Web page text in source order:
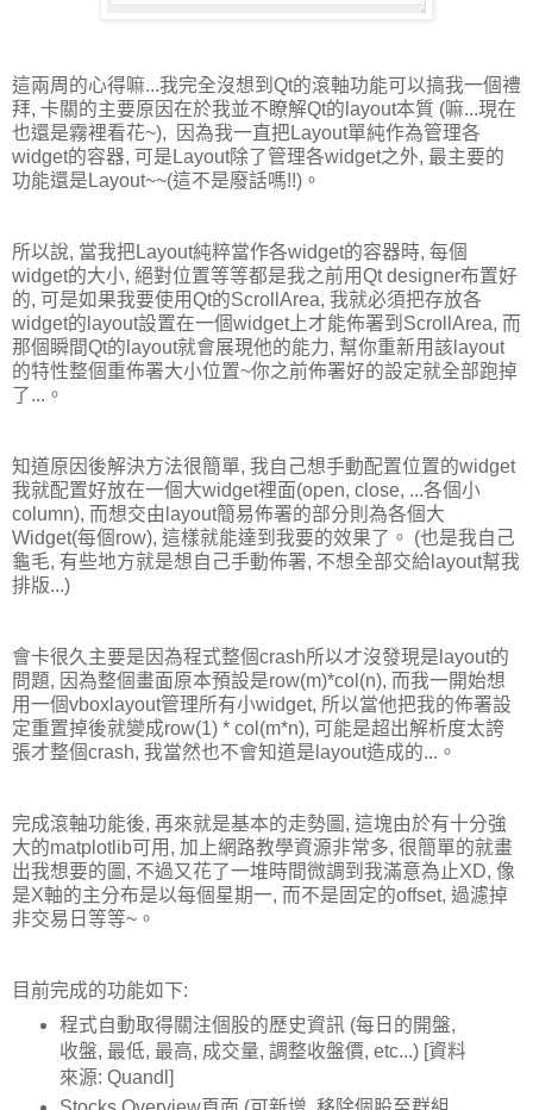
這兩周的心得嘛...我完全沒想到Qt的滾軸功能可以搞我一個禮
拜, 卡關的主要原因在於我並不瞭解Qt的layout本質 (嘛...現在
也還是霧裡看花~), 因為我一直把Layout單純作為管理各
widget的容器, 可是Layout除了管理各widget之外, 最主要的
功能還是Layout~~(這不是廢話嗎!!)。
所以說, 當我把Layout純粹當作各widget的容器時, 每個
widget的大小, 絕對位置等等都是我之前用Qt designer布置好
的, 可是如果我要使用Qt的ScrollArea, 我就必須把存放各
widget的layout設置在一個widget上才能佈署到ScrollArea, 而
那個瞬間Qt的layout就會展現他的能力, 幫你重新用該layout
的特性整個重佈署大小位置~你之前佈署好的設定就全部跑掉
了...。
知道原因後解決方法很簡單, 我自己想手動配置位置的widget
我就配置好放在一個大widget裡面(open, close, ...各個小
column), 而想交由layout簡易佈署的部分則為各個大
Widget(每個row), 這樣就能達到我要的效果了。 (也是我自己
龜毛, 有些地方就是想自己手動佈署, 不想全部交給layout幫我
排版...)
會卡很久主要是因為程式整個crash所以才沒發現是layout的
問題, 因為整個畫面原本預設是row(m)*col(n), 而我一開始想
用一個vboxlayout管理所有小widget, 所以當他把我的佈署設
定重置掉後就變成row(1) * col(m*n), 可能是超出解析度太誇
張才整個crash, 我當然也不會知道是layout造成的...。
完成滾軸功能後, 再來就是基本的走勢圖, 這塊由於有十分強
大的matplotlib可用, 加上網路教學資源非常多, 很簡單的就畫
出我想要的圖, 不過又花了一堆時間微調到我滿意為止XD, 像
是X軸的主分布是以每個星期一, 而不是固定的offset, 過濾掉
非交易日等等~。
目前完成的功能如下:
程式自動取得關注個股的歷史資訊 (每日的開盤,
收盤, 最低, 最高, 成交量, 調整收盤價, etc...) [資料
來源: Quandl]